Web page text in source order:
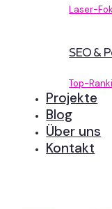
Laser-
SEO &
Top-
Projekte
Blog
Über uns
Kontakt